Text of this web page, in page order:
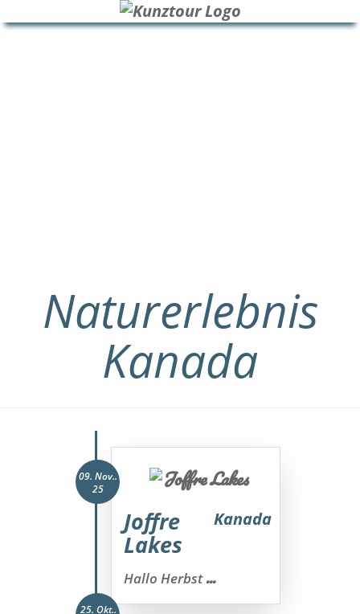
Naturerlebnis
Kanada
09. Nov..
25
Joffre
Lakes
Kanada
Hallo Herbst...
25. Okt..